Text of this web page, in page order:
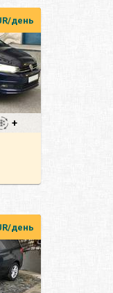
день
+
день